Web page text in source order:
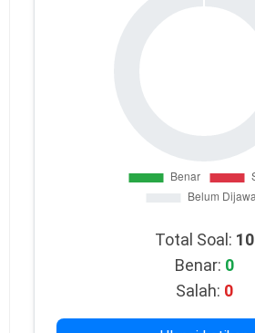
Total Soal: 10
Benar: 0
Salah: 0